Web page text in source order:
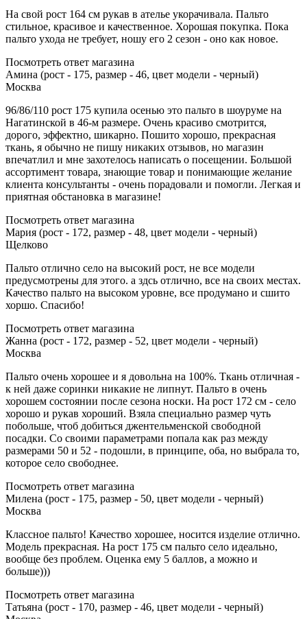
На свой рост 164 см рукав в ателье укорачивала. Пальто
стильное, красивое и качественное. Хорошая покупка. Пока
пальто ухода не требует, ношу его 2 сезон - оно как новое.
Посмотреть ответ магазина
Амина (рост - 175, размер - 46, цвет модели - черный)
Москва
96/86/110 рост 175 купила осенью это пальто в шоуруме на
Нагатинской в 46-м размере. Очень красиво смотрится,
дорого, эффектно, шикарно. Пошито хорошо, прекрасная
ткань, я обычно не пишу никаких отзывов, но магазин
впечатлил и мне захотелось написать о посещении. Большой
ассортимент товара, знающие товар и понимающие желание
клиента консультанты - очень порадовали и помогли. Легкая и
приятная обстановка в магазине!
Посмотреть ответ магазина
Мария (рост - 172, размер - 48, цвет модели - черный)
Щелково
Пальто отлично село на высокий рост, не все модели
предусмотрены для этого. а здсь отлично, все на своих местах.
Качество пальто на высоком уровне, все продумано и сшито
хоршо. Спасибо!
Посмотреть ответ магазина
Жанна (рост - 172, размер - 52, цвет модели - черный)
Москва
Пальто очень хорошее и я довольна на 100%. Ткань отличная -
к ней даже соринки никакие не липнут. Пальто в очень
хорошем состоянии после сезона носки. На рост 172 см - село
хорошо и рукав хороший. Взяла специально размер чуть
побольше, чтоб добиться джентельменской свободной
посадки. Со своими параметрами попала как раз между
размерами 50 и 52 - подошли, в принципе, оба, но выбрала то,
которое село свободнее.
Посмотреть ответ магазина
Милена (рост - 175, размер - 50, цвет модели - черный)
Москва
Классное пальто! Качество хорошее, носится изделие отлично.
Модель прекрасная. На рост 175 см пальто село идеально,
вообще без проблем. Оценка ему 5 баллов, а можно и
больше)))
Посмотреть ответ магазина
Татьяна (рост - 170, размер - 46, цвет модели - черный)